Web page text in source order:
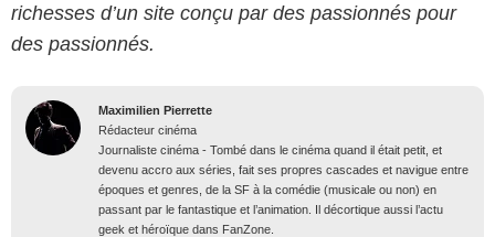
richesses d’un site conçu par des passionnés pour
des passionnés.
Maximilien Pierrette
Rédacteur cinéma
Journaliste cinéma - Tombé dans le cinéma quand il était petit, et
devenu accro aux séries, fait ses propres cascades et navigue entre
époques et genres, de la SF à la comédie (musicale ou non) en
passant par le fantastique et l’animation. Il décortique aussi l’actu
geek et héroïque dans FanZone.